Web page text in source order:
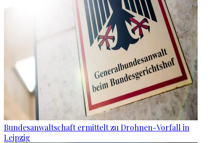
Bundesanwaltschaft ermittelt zu Drohnen-Vorfall in
Leipzig